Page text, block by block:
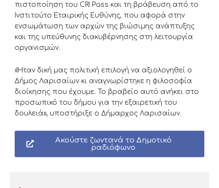
πιστοποίηση του CRI Pass και τη βράβευση από το
Ινστιτούτο Εταιρικής Ευθύνης, που αφορά στην
ενσωμάτωση των αρχών της βιώσιμης ανάπτυξης
και της υπεύθυνης διακυβέρνησης στη λειτουργία
οργανισμών.
«Ήταν δική μας πολιτική επιλογή να αξιολογηθεί ο
Δήμος Λαρισαίων κι αναγνωρίστηκε η φιλοσοφία
διοίκησης που έχουμε. Το βραβείο αυτό ανήκει στο
προσωπικό του δήμου για την εξαιρετική του
δουλειά», υποστήριξε ο Δήμαρχος Λαρισαίων.
Ακούστε ζωντανά το Δημοτικό
ραδιόφωνο